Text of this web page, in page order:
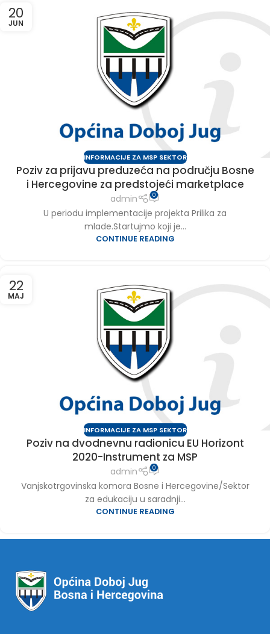
20
JUN
INFORMACIJE ZA MSP SEKTOR
Poziv za prijavu preduzeća na području Bosne
i Hercegovine za predstojeći marketplace
admin 0
U periodu implementacije projekta Prilika za
mlade.Startujmo koji je...
CONTINUE READING
22
MAJ
INFORMACIJE ZA MSP SEKTOR
Poziv na dvodnevnu radionicu EU Horizont
2020-Instrument za MSP
admin 0
Vanjskotrgovinska komora Bosne i Hercegovine/Sektor
za edukaciju u saradnji...
CONTINUE READING